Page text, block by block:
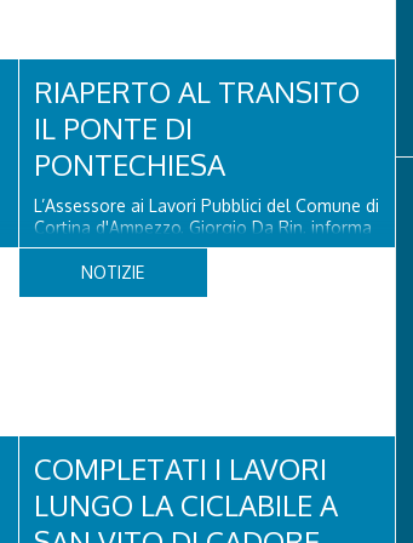
RIAPERTO AL TRANSITO
IL PONTE DI
PONTECHIESA
L’Assessore ai Lavori Pubblici del Comune di
Cortina d'Ampezzo, Giorgio Da Rin, informa
che il Ponte di Pontechiesa, prospiciente
alla Latteria Cortina, è ufficialmente riaperto
al transito a partire da oggi, sabato 8
NOTIZIE
COMPLETATI I LAVORI
LUNGO LA CICLABILE A